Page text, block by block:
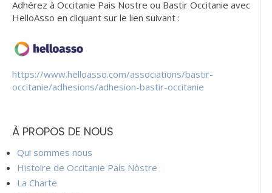
Adhérez à Occitanie Pais Nostre ou Bastir Occitanie avec
HelloAsso en cliquant sur le lien suivant :
https://www.helloasso.com/associations/bastir-
occitanie/adhesions/adhesion-bastir-occitanie
À PROPOS DE NOUS
Qui sommes nous
Histoire de Occitanie País Nòstre
La Charte